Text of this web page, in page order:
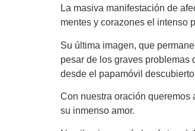
La masiva manifestación de
mentes y corazones el intenso
Su última imagen, que
pesar de los graves
desde el papamóvil
Con nuestra oración
su inmenso amor.